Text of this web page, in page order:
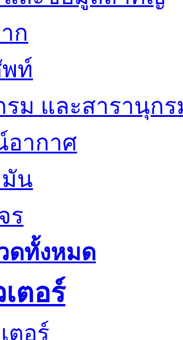
ก
ท์
ม และสารานุกร
ากาศ
น
ร
ดทั้งหมด
ตอร์